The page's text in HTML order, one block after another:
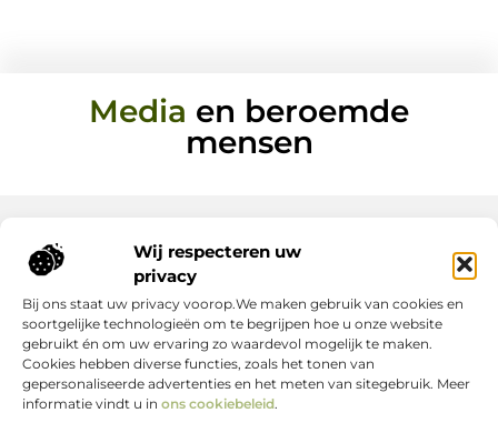
Wij respecteren uw
privacy
Bij ons staat uw privacy voorop.We maken gebruik van cookies en
soortgelijke technologieën om te begrijpen hoe u onze website
gebruikt én om uw ervaring zo waardevol mogelijk te maken.
Cookies hebben diverse functies, zoals het tonen van
gepersonaliseerde advertenties en het meten van sitegebruik. Meer
informatie vindt u in ons cookiebeleid.
Media en beroemde
mensen
Onze informatie